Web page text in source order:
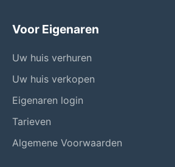
Voor Eigenaren
Uw huis verhuren
Uw huis verkopen
Eigenaren login
Tarieven
Algemene Voorwaarden